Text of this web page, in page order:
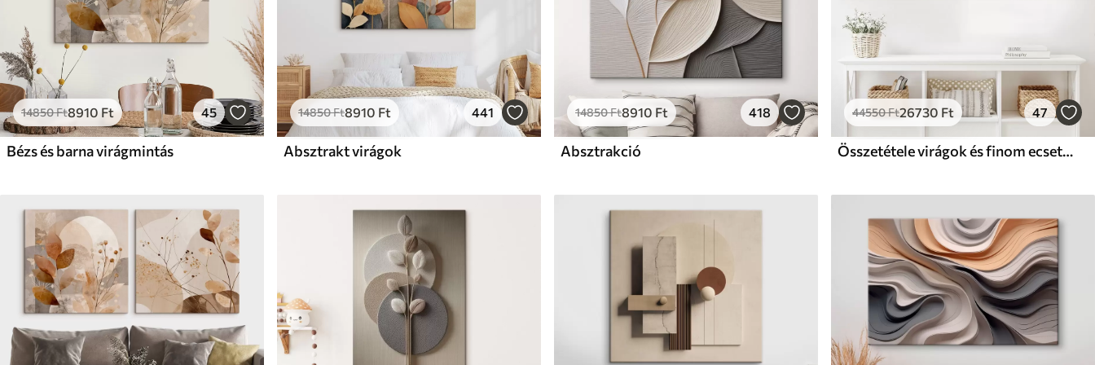
14850Ft8910 Ft 45
Bézs és barna virágmintás
14850Ft8910 Ft 441
Absztrakt virágok
14850Ft8910 Ft 418
Absztrakció
44550Ft26730 Ft 47
Összetétele virágok és finom ecsetvonásokkal